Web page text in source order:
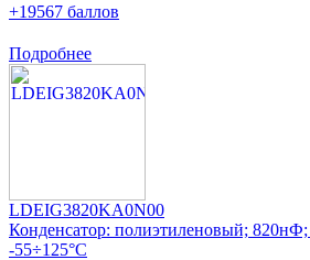
+19567 баллов
Подробнее
LDEIG3820KA0N00
Конденсатор: полиэтиленовый;
-55÷125°C